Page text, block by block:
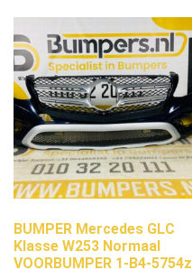
BUMPER Mercedes GLC
Klasse W253 Normaal
VOORBUMPER 1-B4-5754z